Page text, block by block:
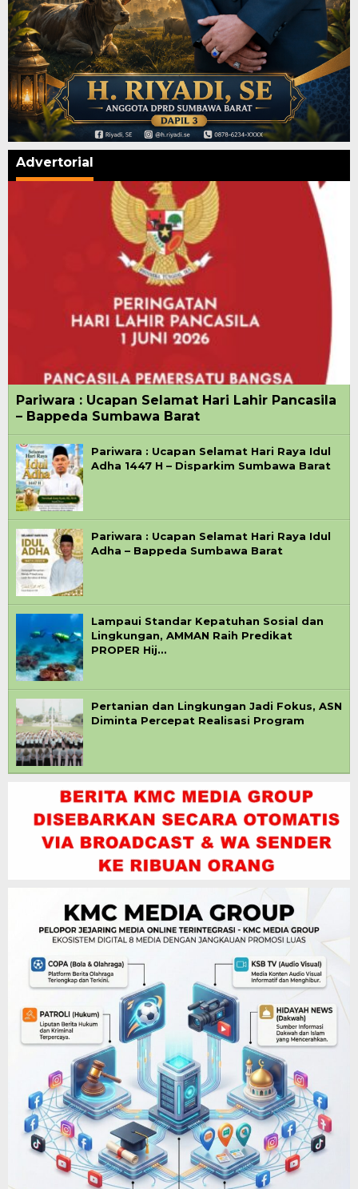
Advertorial
Pariwara : Ucapan Selamat Hari Lahir Pancasila
– Bappeda Sumbawa Barat
Pariwara : Ucapan Selamat Hari Raya Idul
Adha 1447 H – Disparkim Sumbawa Barat
Pariwara : Ucapan Selamat Hari Raya Idul
Adha – Bappeda Sumbawa Barat
Lampaui Standar Kepatuhan Sosial dan
Lingkungan, AMMAN Raih Predikat
PROPER Hij…
Pertanian dan Lingkungan Jadi Fokus, ASN
Diminta Percepat Realisasi Program